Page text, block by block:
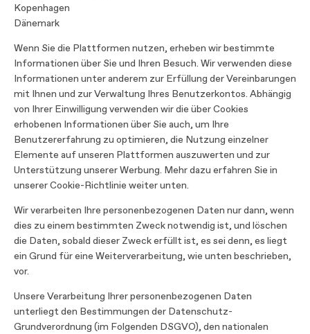
Kopenhagen
Dänemark
Wenn Sie die Plattformen nutzen, erheben wir bestimmte
Informationen über Sie und Ihren Besuch. Wir verwenden diese
Informationen unter anderem zur Erfüllung der Vereinbarungen
mit Ihnen und zur Verwaltung Ihres Benutzerkontos. Abhängig
von Ihrer Einwilligung verwenden wir die über Cookies
erhobenen Informationen über Sie auch, um Ihre
Benutzererfahrung zu optimieren, die Nutzung einzelner
Elemente auf unseren Plattformen auszuwerten und zur
Unterstützung unserer Werbung. Mehr dazu erfahren Sie in
unserer Cookie-Richtlinie weiter unten.
Wir verarbeiten Ihre personenbezogenen Daten nur dann, wenn
dies zu einem bestimmten Zweck notwendig ist, und löschen
die Daten, sobald dieser Zweck erfüllt ist, es sei denn, es liegt
ein Grund für eine Weiterverarbeitung, wie unten beschrieben,
vor.
Unsere Verarbeitung Ihrer personenbezogenen Daten
unterliegt den Bestimmungen der Datenschutz-
Grundverordnung (im Folgenden DSGVO), den nationalen